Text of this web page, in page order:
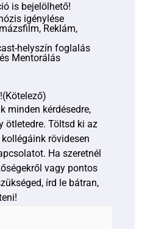
is bejelölhető!
igénylése
Reklám,
helyszín foglalás
Mentorálás
(Kötelező)
minden kérdésedre,
ötletedre. Töltsd ki az
rövidesen
Ha szeretnél
vagy pontos
írd le bátran,